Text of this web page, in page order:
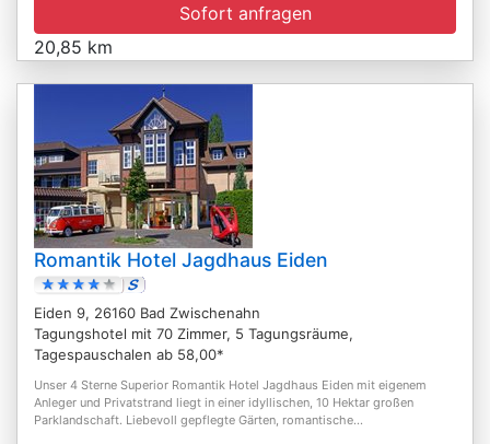
Sofort anfragen
20,85 km
Romantik Hotel Jagdhaus Eiden
Eiden 9, 26160 Bad Zwischenahn
Tagungshotel mit 70 Zimmer, 5 Tagungsräume,
Tagespauschalen ab 58,00*
Unser 4 Sterne Superior Romantik Hotel Jagdhaus Eiden mit eigenem
Anleger und Privatstrand liegt in einer idyllischen, 10 Hektar großen
Parklandschaft. Liebevoll gepflegte Gärten, romantische...